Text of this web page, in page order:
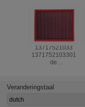
13717521033
1371752103301
de
Veranderingstaal